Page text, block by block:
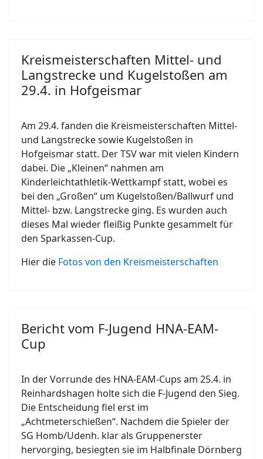
Kreismeisterschaften Mittel- und
Langstrecke und Kugelstoßen am
29.4. in Hofgeismar
Am 29.4. fanden die Kreismeisterschaften Mittel-
und Langstrecke sowie Kugelstoßen in
Hofgeismar statt. Der TSV war mit vielen Kindern
dabei. Die „Kleinen“ nahmen am
Kinderleichtathletik-Wettkampf statt, wobei es
bei den „Großen“ um Kugelstoßen/Ballwurf und
Mittel- bzw. Langstrecke ging. Es wurden auch
dieses Mal wieder fleißig Punkte gesammelt für
den Sparkassen-Cup.
Hier die Fotos von den Kreismeisterschaften
Bericht vom F-Jugend HNA-EAM-
Cup
In der Vorrunde des HNA-EAM-Cups am 25.4. in
Reinhardshagen holte sich die F-Jugend den Sieg.
Die Entscheidung fiel erst im
„Achtmeterschießen“. Nachdem die Spieler der
SG Homb/Udenh. klar als Gruppenerster
hervorging, besiegten sie im Halbfinale Dörnberg